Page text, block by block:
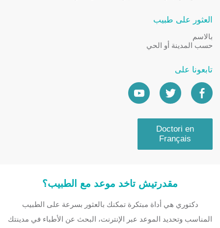
العثور على طبيب
بالاسم
حسب المدينة أو الحي
تابعونا على
Doctori en
Français
مقدرتيش تاخد موعد مع الطبيب؟
دكتوري هي أداة مبتكرة تمكنك بالعثور بسرعة على الطبيب
المناسب وتحديد الموعد عبر الإنترنت، البحث عن الأطباء في مدينتك